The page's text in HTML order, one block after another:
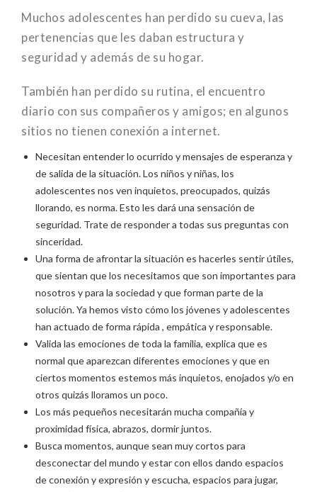
Muchos adolescentes han perdido su cueva, las
pertenencias que les daban estructura y
seguridad y además de su hogar.
También han perdido su rutina, el encuentro
diario con sus compañeros y amigos; en algunos
sitios no tienen conexión a internet.
Necesitan entender lo ocurrido y mensajes de esperanza y
de salida de la situación. Los niños y niñas, los
adolescentes nos ven inquietos, preocupados, quizás
llorando, es norma. Esto les dará una sensación de
seguridad. Trate de responder a todas sus preguntas con
sinceridad.
Una forma de afrontar la situación es hacerles sentir útiles,
que sientan que los necesitamos que son importantes para
nosotros y para la sociedad y que forman parte de la
solución. Ya hemos visto cómo los jóvenes y adolescentes
han actuado de forma rápida , empática y responsable.
Valida las emociones de toda la familia, explica que es
normal que aparezcan diferentes emociones y que en
ciertos momentos estemos más inquietos, enojados y/o en
otros quizás lloramos un poco.
Los más pequeños necesitarán mucha compañía y
proximidad física, abrazos, dormir juntos.
Busca momentos, aunque sean muy cortos para
desconectar del mundo y estar con ellos dando espacios
de conexión y expresión y escucha, espacios para jugar,